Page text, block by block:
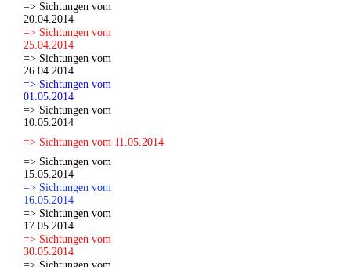
=> Sichtungen vom
20.04.2014
=> Sichtungen vom
25.04.2014
=> Sichtungen vom
26.04.2014
=> Sichtungen vom
01.05.2014
=> Sichtungen vom
10.05.2014
=> Sichtungen vom 11.05.2014
=> Sichtungen vom
15.05.2014
=> Sichtungen vom
16.05.2014
=> Sichtungen vom
17.05.2014
=> Sichtungen vom
30.05.2014